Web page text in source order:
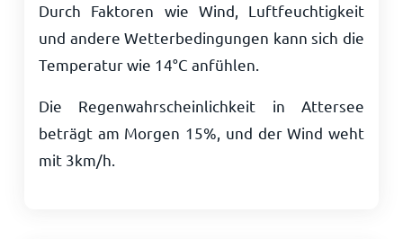
Durch Faktoren wie Wind, Luftfeuchtigkeit
und andere Wetterbedingungen kann sich die
Temperatur wie 14°C anfühlen.
Die Regenwahrscheinlichkeit in Attersee
beträgt am Morgen 15%, und der Wind weht
mit 3km/h